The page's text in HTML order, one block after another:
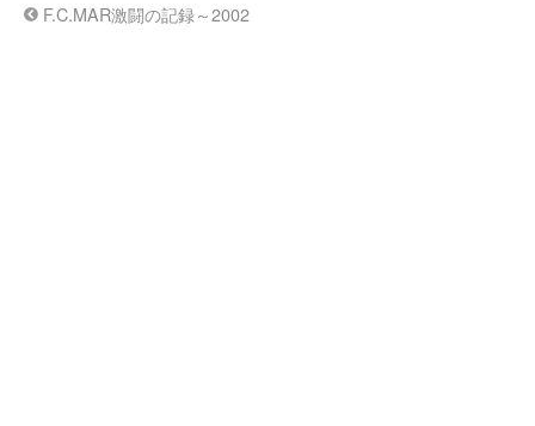
F.C.MAR激闘の記録～2002